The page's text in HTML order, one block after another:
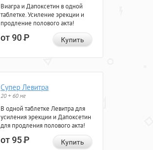
Виагра и Дапоксетин в одной
таблетке. Усиление эрекции и
продление полового акта!
от 90Р Купить
Супер Левитра
20 + 60 мг
В одной таблетке Левитра для
усиления эрекции и Дапоксетин
для продления полового акта!
от 95Р Купить